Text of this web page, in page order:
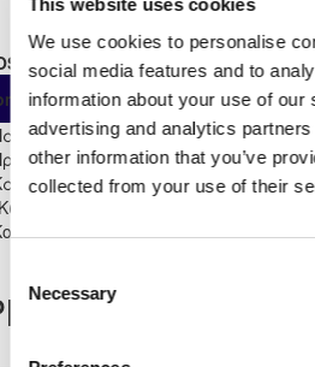
We use cookies to personalise
social media features and to
information about your use of our
advertising and analytics
other information that you’ve
collected from your use of their
Selection
Necessary
STATS 2024 - 2025
App
Επίλεκτης
ΣΤΟΚ
2024/25
6 6
Record